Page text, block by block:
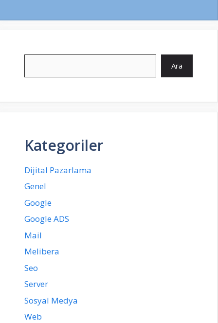
Ara
Kategoriler
Dijital Pazarlama
Genel
Google
Google ADS
Mail
Melibera
Seo
Server
Sosyal Medya
Web